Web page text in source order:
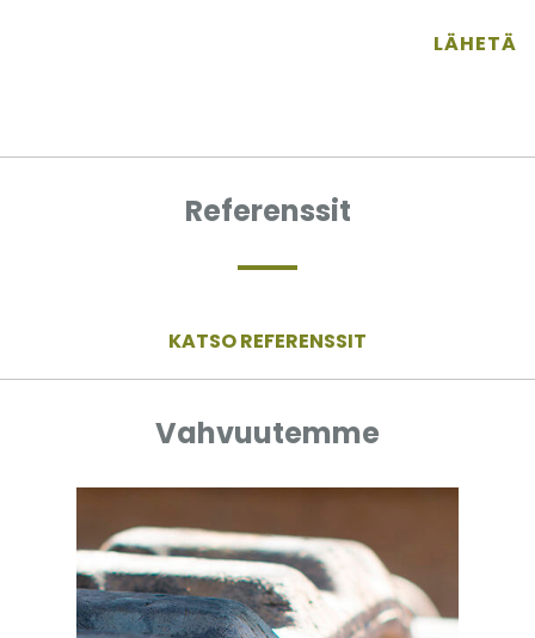
LÄHETÄ
Referenssit
KATSO REFERENSSIT
Vahvuutemme